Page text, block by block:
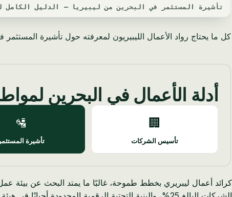
تأشيرة المستثمر في البحرين من ليبيريا — الدليل الكامل لعام
كل ما يحتاج رواد الأعمال الليبيريون لمعرفته حول تأشيرة المستثمر
أدلة الأعمال في البحرين
🏢
تأسيس الشركات
🛂
تأشيرة المستثمر
كرائد أعمال ليبريري بخطط طموحة، غالبًا ما يمتد البحث عن بيئة